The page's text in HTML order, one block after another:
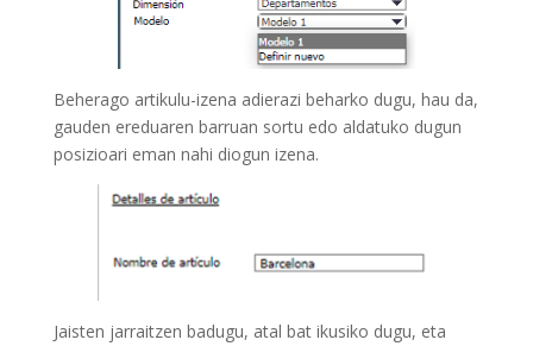
Beherago artikulu-izena adierazi beharko dugu, hau da,
gauden ereduaren barruan sortu edo aldatuko dugun
posizioari eman nahi diogun izena.
Jaisten jarraitzen badugu, atal bat ikusiko dugu, eta